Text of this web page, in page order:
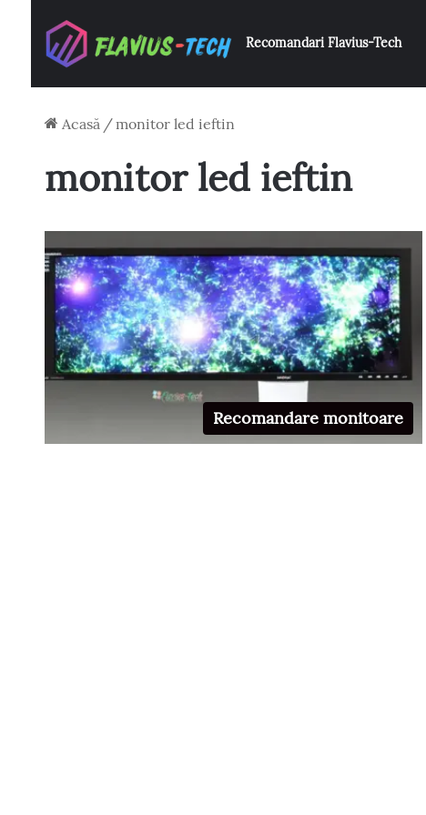
Recomandari Flavius-Tech
Acasă /monitor led ieftin
monitor led ieftin
Recomandare monitoare